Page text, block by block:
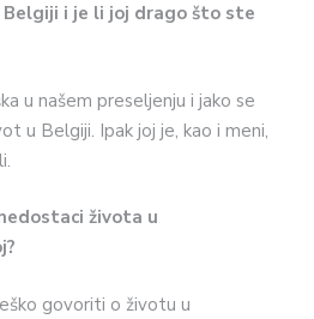
i je li joj drago što ste
u našem preseljenju i jako se
u Belgiji. Ipak joj je, kao i meni,
života u
govoriti o životu u